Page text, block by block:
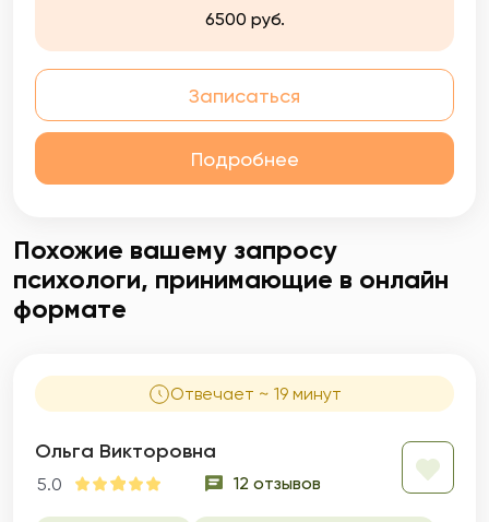
6500 руб.
Записаться
Подробнее
Похожие вашему запросу
психологи, принимающие в онлайн
формате
Отвечает ~ 19 минут
Ольга Викторовна
5.0 12 отзывов